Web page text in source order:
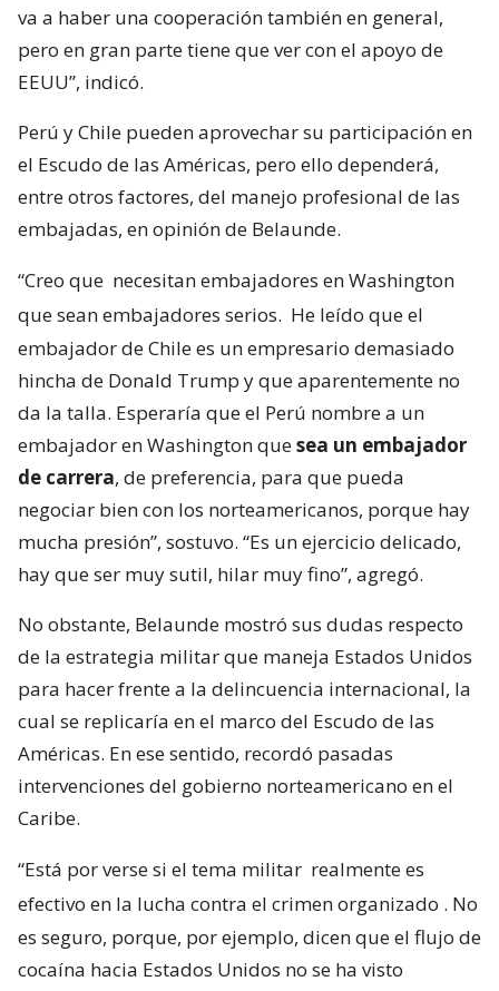
va a haber una cooperación también en general,
pero en gran parte tiene que ver con el apoyo de
EEUU”, indicó.
Perú y Chile pueden aprovechar su participación en
el Escudo de las Américas, pero ello dependerá,
entre otros factores, del manejo profesional de las
embajadas, en opinión de Belaunde.
“Creo que necesitan embajadores en Washington
que sean embajadores serios. He leído que el
embajador de Chile es un empresario demasiado
hincha de Donald Trump y que aparentemente no
da la talla. Esperaría que el Perú nombre a un
embajador en Washington quesea un embajador
de carrera, de preferencia, para que pueda
negociar bien con los norteamericanos, porque hay
mucha presión”, sostuvo. “Es un ejercicio delicado,
hay que ser muy sutil, hilar muy fino”, agregó.
No obstante, Belaunde mostró sus dudas respecto
de la estrategia militar que maneja Estados Unidos
para hacer frente a la delincuencia internacional, la
cual se replicaría en el marco del Escudo de las
Américas. En ese sentido, recordó pasadas
intervenciones del gobierno norteamericano en el
Caribe.
“Está por verse si el tema militar realmente es
efectivo en la lucha contra el crimen organizado . No
es seguro, porque, por ejemplo, dicen que el flujo de
cocaína hacia Estados Unidos no se ha visto